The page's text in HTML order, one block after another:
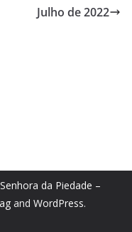
Julho de 2022
da Piedade –
and WordPress.